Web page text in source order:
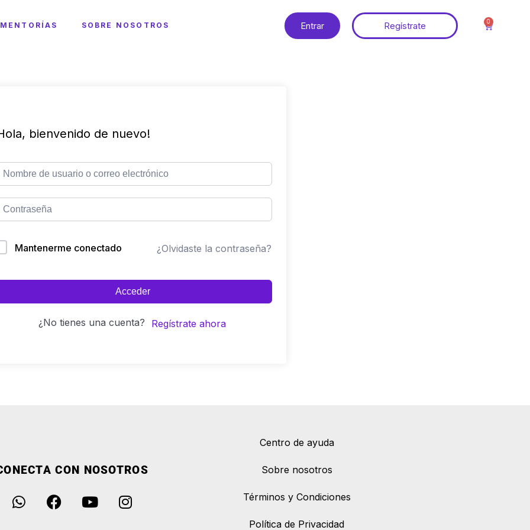
MENTORÍAS SOBRE NOSOTROS Entrar Regístrate 0
bienvenido de nuevo!
Mantenerme conectado ¿Olvidaste la contraseña?
Acceder
¿No tienes una cuenta? Regístrate ahora
CON NOSOTROS
Centro de ayuda
Sobre nosotros
Términos y Condiciones
Política de Privacidad